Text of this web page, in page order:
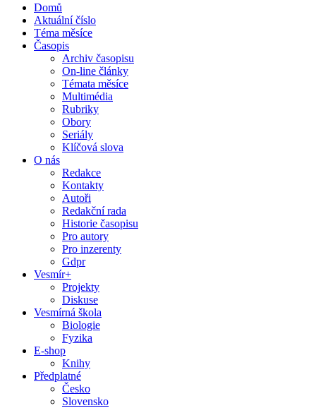
Domů
Aktuální číslo
Téma měsíce
Časopis
Archiv časopisu
On-line články
Témata měsíce
Multimédia
Rubriky
Obory
Seriály
Klíčová slova
O nás
Redakce
Kontakty
Autoři
Redakční rada
Historie časopisu
Pro autory
Pro inzerenty
Gdpr
Vesmír+
Projekty
Diskuse
Vesmírná škola
Biologie
Fyzika
E-shop
Knihy
Předplatné
Česko
Slovensko